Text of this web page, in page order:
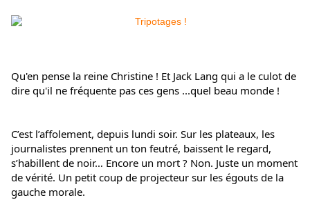
Qu'en pense la reine Christine ! Et Jack Lang qui a le culot de
dire qu'il ne fréquente pas ces gens ...quel beau monde !
C’est l’affolement, depuis lundi soir. Sur les plateaux, les
journalistes prennent un ton feutré, baissent le regard,
s’habillent de noir… Encore un mort ? Non. Juste un moment
de vérité. Un petit coup de projecteur sur les égouts de la
gauche morale.